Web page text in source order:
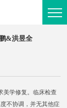
&洪昱全
美学修复。临床检查
不协调，并无其他症